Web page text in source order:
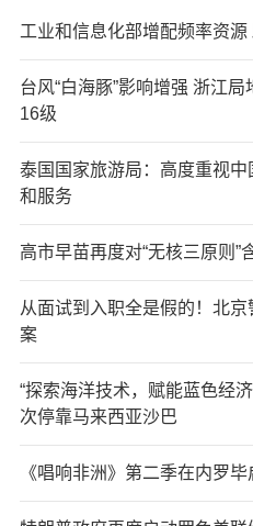
工业和信息化部增配频率资
台风“白海豚”影响增强 浙江
16级
泰国国家旅游局：高度重视
和服务
高市早苗再度对“无核三原则”
从面试到入职全是假的！北
案
“探索海洋技术，赋能蓝色经
次停靠马来西亚沙巴
《唱响非洲》第二季在内罗